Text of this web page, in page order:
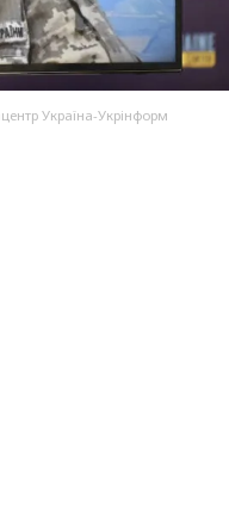
Україна-Укрінформ